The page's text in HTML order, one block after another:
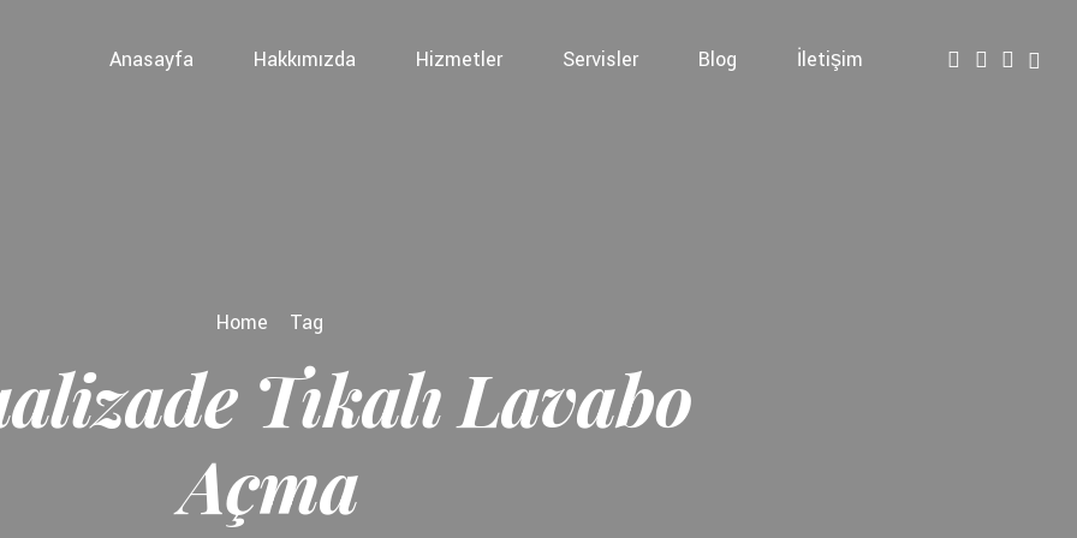
Anasayfa Hakkımızda Hizmetler Servisler Blog İletişim
Home Tag
Tıkalı Lavabo
Açma